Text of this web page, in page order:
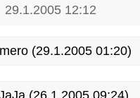
29.1.2005 12:12
(29.1.2005 01:20)
(26.1.2005 09:24)